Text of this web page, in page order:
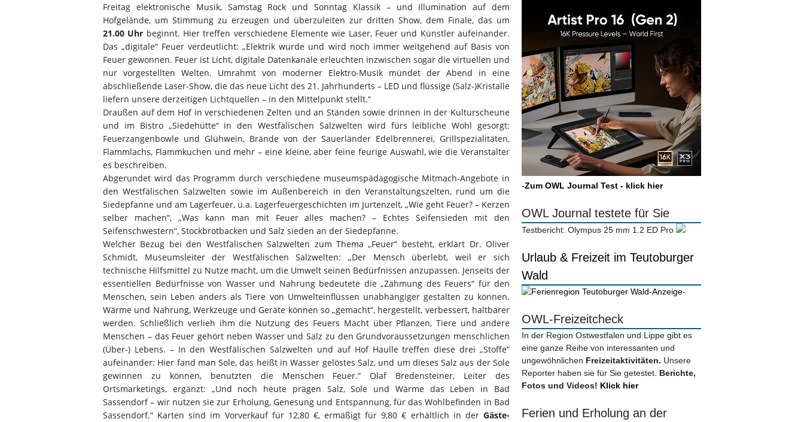
Freitag elektronische Musik, Samstag Rock und Sonntag Klassik – und Illumination auf dem
Hofgelände, um Stimmung zu erzeugen und überzuleiten zur dritten Show, dem Finale, das um
21.00 Uhr beginnt. Hier treffen verschiedene Elemente wie Laser, Feuer und Künstler aufeinander.
Das „digitale“ Feuer verdeutlicht: „Elektrik wurde und wird noch immer weitgehend auf Basis von
Feuer gewonnen. Feuer ist Licht, digitale Datenkanäle erleuchten inzwischen sogar die virtuellen und
nur vorgestellten Welten. Umrahmt von moderner Elektro-Musik mündet der Abend in eine
abschließende Laser-Show, die das neue Licht des 21. Jahrhunderts – LED und flüssige (Salz-)Kristalle
liefern unsere derzeitigen Lichtquellen – in den Mittelpunkt stellt.“
Draußen auf dem Hof in verschiedenen Zelten und an Ständen sowie drinnen in der Kulturscheune
und im Bistro „Siedehütte“ in den Westfälischen Salzwelten wird fürs leibliche Wohl gesorgt:
Feuerzangenbowle und Glühwein, Brände von der Sauerländer Edelbrennerei, Grillspezialitäten,
Flammlachs, Flammkuchen und mehr – eine kleine, aber feine feurige Auswahl, wie die Veranstalter
es beschreiben.
Abgerundet wird das Programm durch verschiedene museumspädagogische Mitmach-Angebote in
den Westfälischen Salzwelten sowie im Außenbereich in den Veranstaltungszelten, rund um die
Siedepfanne und am Lagerfeuer, u.a. Lagerfeuergeschichten im Jurtenzelt, „Wie geht Feuer? – Kerzen
selber machen“, „Was kann man mit Feuer alles machen? – Echtes Seifensieden mit den
Seifenschwestern“, Stockbrotbacken und Salz sieden an der Siedepfanne.
Welcher Bezug bei den Westfälischen Salzwelten zum Thema „Feuer“ besteht, erklärt Dr. Oliver
Schmidt, Museumsleiter der Westfälischen Salzwelten: „Der Mensch überlebt, weil er sich
technische Hilfsmittel zu Nutze macht, um die Umwelt seinen Bedürfnissen anzupassen. Jenseits der
essentiellen Bedürfnisse von Wasser und Nahrung bedeutete die „Zähmung des Feuers“ für den
Menschen, sein Leben anders als Tiere von Umwelteinflüssen unabhängiger gestalten zu können.
Wärme und Nahrung, Werkzeuge und Geräte können so „gemacht“, hergestellt, verbessert, haltbarer
werden. Schließlich verlieh ihm die Nutzung des Feuers Macht über Pflanzen, Tiere und andere
Menschen – das Feuer gehört neben Wasser und Salz zu den Grundvoraussetzungen menschlichen
(Über-) Lebens. – In den Westfälischen Salzwelten und auf Hof Haulle treffen diese drei „Stoffe“
aufeinander: Hier fand man Sole, das heißt in Wasser gelöstes Salz, und um dieses Salz aus der Sole
gewinnen zu können, benutzten die Menschen Feuer.“ Olaf Bredensteiner, Leiter des
Ortsmarketings, ergänzt: „Und noch heute prägen Salz, Sole und Wärme das Leben in Bad
Sassendorf – wir nutzen sie zur Erholung, Genesung und Entspannung, für das Wohlbefinden in Bad
Sassendorf.“ Karten sind im Vorverkauf für 12,80 €, ermäßigt für 9,80 € erhältlich in der Gäste-
-Zum OWL Journal Test - klick hier
OWL Journal testete für Sie
Testbericht: Olympus 25 mm 1.2 ED Pro
Urlaub & Freizeit im Teutoburger
Wald
-Anzeige-
OWL-Freizeitcheck
In der Region Ostwestfalen und Lippe gibt es
eine ganze Reihe von interessanten und
ungewöhnlichen Freizeitaktivitäten. Unsere
Reporter haben sie für Sie getestet. Berichte,
Fotos und Videos! Klick hier
Ferien und Erholung an der